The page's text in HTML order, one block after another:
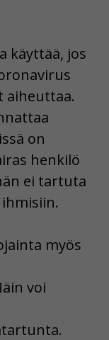
käyttää, jos
aiheuttaa.
on
henkilö
ei tartuta
myös
voi